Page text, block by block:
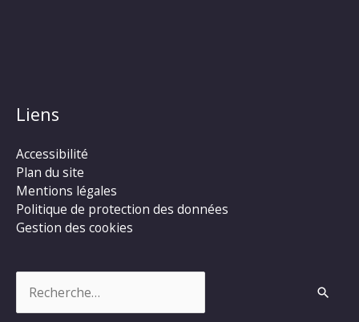
Liens
Accessibilité
Plan du site
Mentions légales
Politique de protection des données
Gestion des cookies